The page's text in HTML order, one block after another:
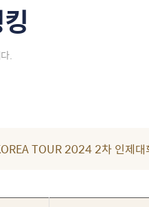
.
TOUR 2024 2차 인제대